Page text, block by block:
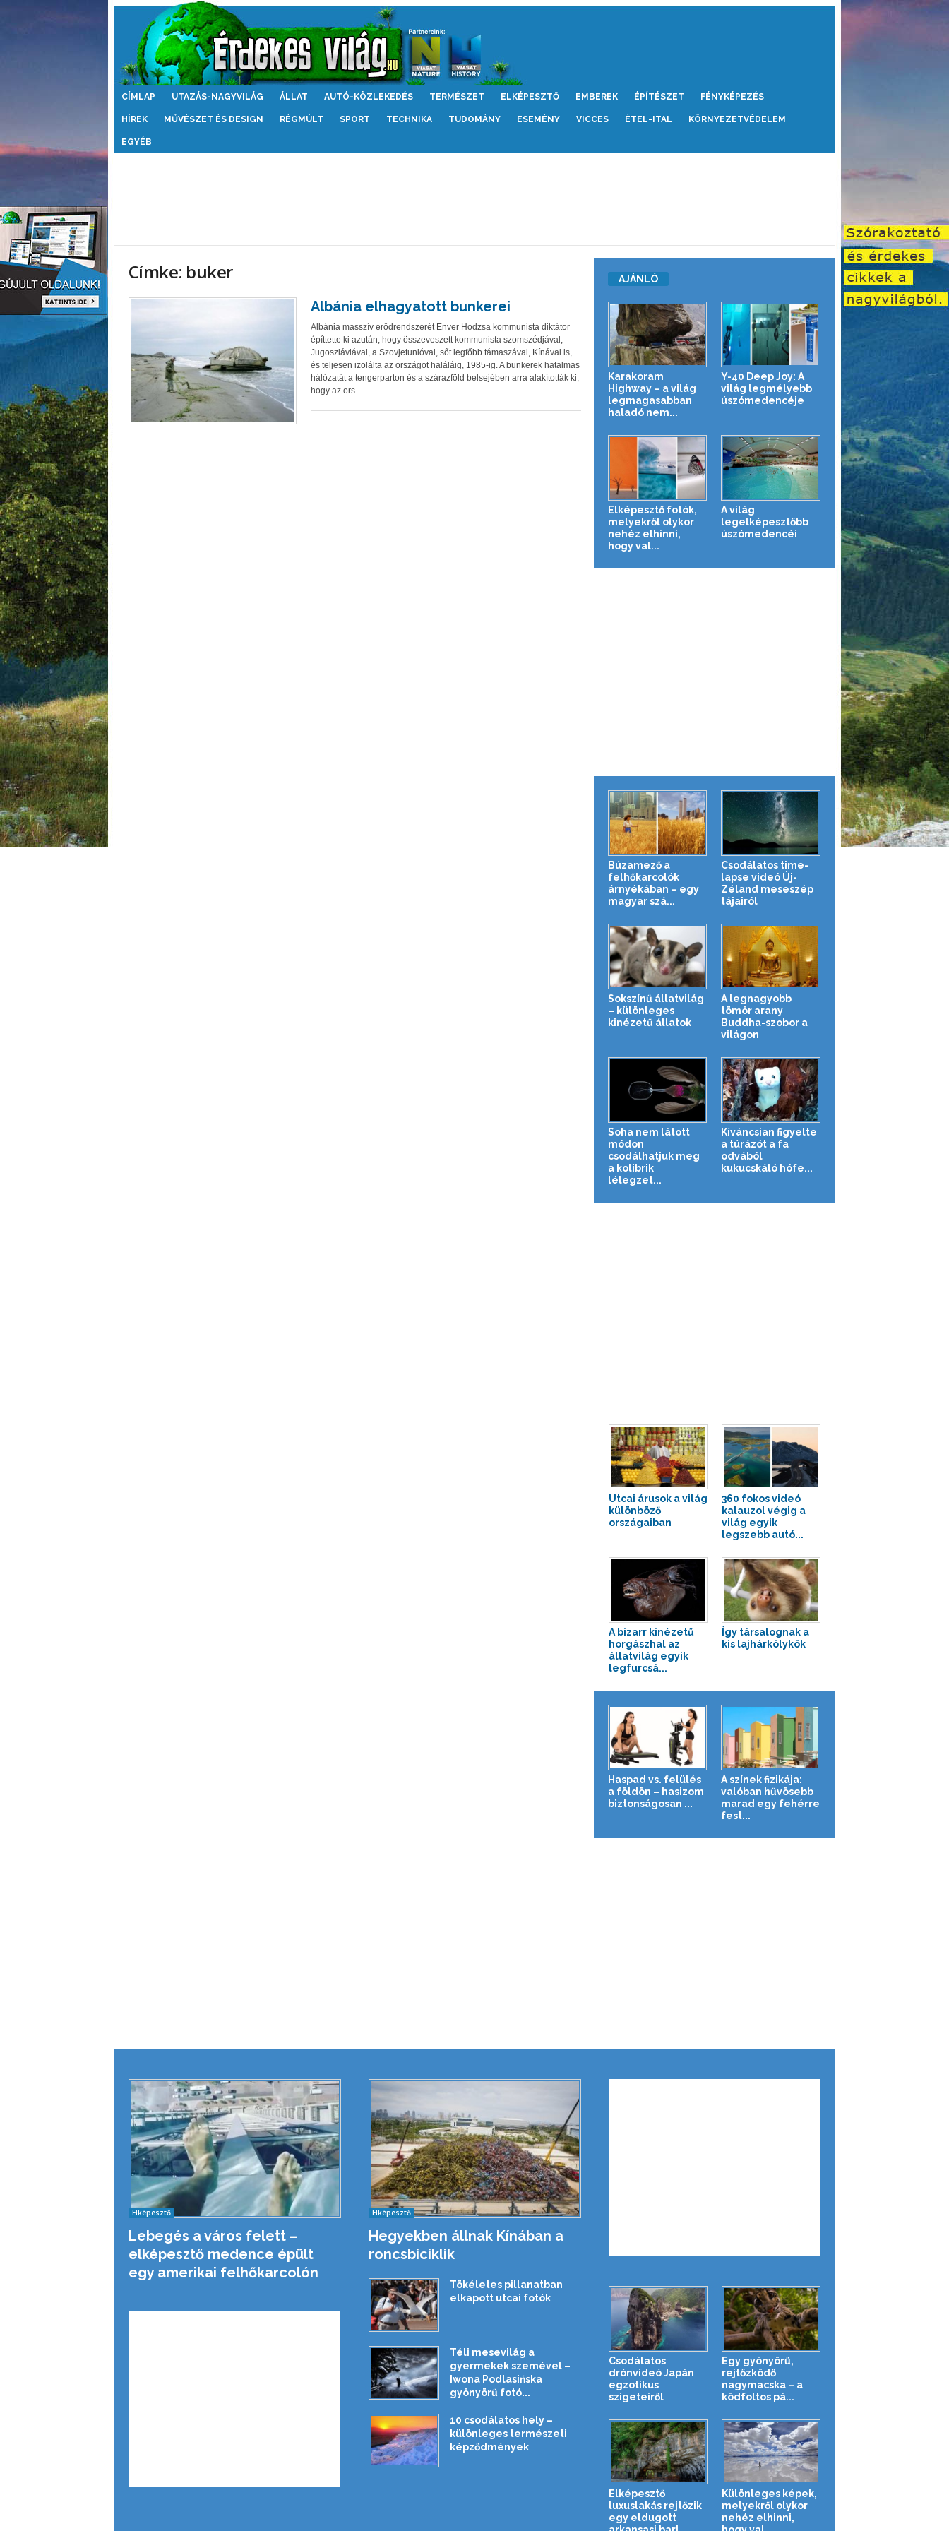
Érdekes
CÍMLAP UTAZÁS-NAGYVILÁG ÁLLAT AUTÓ-KÖZLEKEDÉS TERMÉSZET ELKÉPESZTŐ EMBEREK ÉPÍTÉSZET FÉNYKÉPEZÉS
HÍREK MŰVÉSZET ÉS DESIGN RÉGMÚLT SPORT TECHNIKA TUDOMÁNY ESEMÉNY VICCES ÉTEL-ITAL KÖRNYEZETVÉDELEM
EGYÉB
Címke: buker
Albánia elhagyatott bunkerei
Albánia masszív erődrendszerét Enver Hodzsa kommunista diktátor
építtette ki azután, hogy összeveszett kommunista szomszédjával,
Jugoszláviával, a Szovjetunióval, sőt legfőbb támaszával, Kínával is,
és teljesen izolálta az országot haláláig, 1985-ig. A bunkerek hatalmas
hálózatát a tengerparton és a szárazföld belsejében arra alakították ki,
hogy az ors...
AJÁNLÓ
Karakoram
Highway – a világ
legmagasabban
haladó nem...
Y-40 Deep Joy: A
világ legmélyebb
úszómedencéje
Elképesztő fotók,
melyekről olykor
nehéz elhinni,
hogy val...
A világ
legelképesztőbb
úszómedencéi
Búzamező a
felhőkarcolók
árnyékában – egy
magyar szá...
Csodálatos time-
lapse videó Új-
Zéland meseszép
tájairól
Sokszínű állatvilág
– különleges
kinézetű állatok
A legnagyobb
tömör arany
Buddha-szobor a
világon
Soha nem látott
módon
csodálhatjuk meg
a kolibrik
lélegzet...
Kíváncsian figyelte
a túrázót a fa
odvából
kukucskáló hófe...
Utcai árusok a világ
különböző
országaiban
360 fokos videó
kalauzol végig a
világ egyik
legszebb autó...
A bizarr kinézetű
horgászhal az
állatvilág egyik
legfurcsá...
Így társalognak a
kis lajhárkölykök
Haspad vs. felülés
a földön – hasizom
biztonságosan ...
A színek fizikája:
valóban hűvösebb
marad egy fehérre
fest...
Elképesztő
Lebegés a város felett –
elképesztő medence épült
egy amerikai felhőkarcolón
Elképesztő
Hegyekben állnak Kínában a
roncsbiciklik
Tökéletes pillanatban
elkapott utcai fotók
Téli mesevilág a
gyermekek szemével –
Iwona Podlasińska
gyönyörű fotó...
10 csodálatos hely –
különleges természeti
képződmények
Csodálatos
drónvideó Japán
egzotikus
szigeteiről
Egy gyönyörű,
rejtőzködő
nagymacska – a
ködfoltos pá...
Elképesztő
luxuslakás rejtőzik
egy eldugott
Különleges képek,
melyekről olykor
nehéz elhinni,